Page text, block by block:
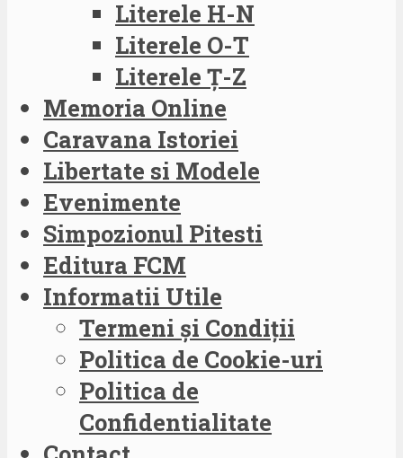
Literele H-N
Literele O-T
Literele Ț-Z
Memoria Online
Caravana Istoriei
Libertate si Modele
Evenimente
Simpozionul Pitesti
Editura FCM
Informatii Utile
Termeni și Condiții
Politica de Cookie-uri
Politica de
Confidentialitate